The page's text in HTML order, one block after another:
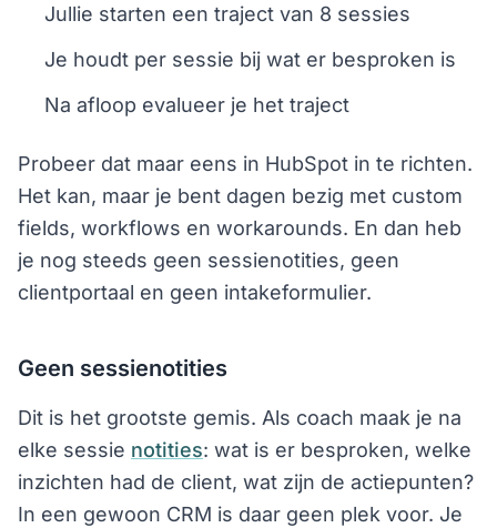
Jullie starten een traject van 8 sessies
Je houdt per sessie bij wat er besproken is
Na afloop evalueer je het traject
Probeer dat maar eens in HubSpot in te richten.
Het kan, maar je bent dagen bezig met custom
fields, workflows en workarounds. En dan heb
je nog steeds geen sessienotities, geen
clientportaal en geen intakeformulier.
Geen sessienotities
Dit is het grootste gemis. Als coach maak je na
elke sessie notities: wat is er besproken, welke
inzichten had de client, wat zijn de actiepunten?
In een gewoon CRM is daar geen plek voor. Je